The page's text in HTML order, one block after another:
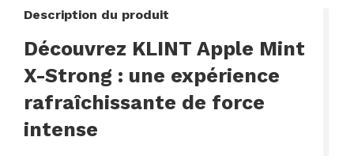
Description du produit
Découvrez KLINT Apple Mint
X-Strong : une expérience
rafraîchissante de force
intense